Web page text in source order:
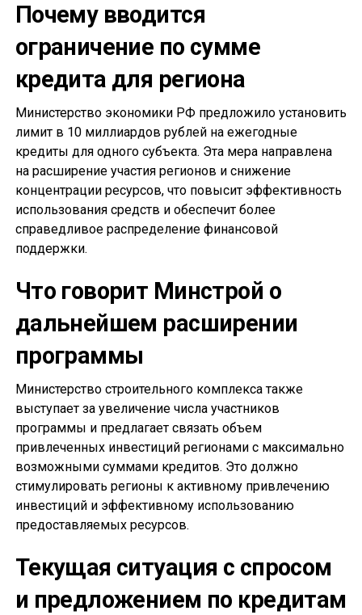
Почему вводится
ограничение по сумме
кредита для региона
Министерство экономики РФ предложило установить
лимит в 10 миллиардов рублей на ежегодные
кредиты для одного субъекта. Эта мера направлена
на расширение участия регионов и снижение
концентрации ресурсов, что повысит эффективность
использования средств и обеспечит более
справедливое распределение финансовой
поддержки.
Что говорит Минстрой о
дальнейшем расширении
программы
Министерство строительного комплекса также
выступает за увеличение числа участников
программы и предлагает связать объем
привлеченных инвестиций регионами с максимально
возможными суммами кредитов. Это должно
стимулировать регионы к активному привлечению
инвестиций и эффективному использованию
предоставляемых ресурсов.
Текущая ситуация с спросом
и предложением по кредитам